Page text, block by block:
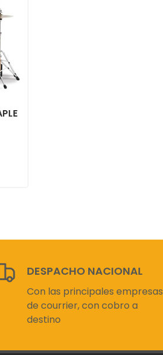
DESPACHO NACIONAL
Con las principales empresas
de courrier, con cobro a
destino